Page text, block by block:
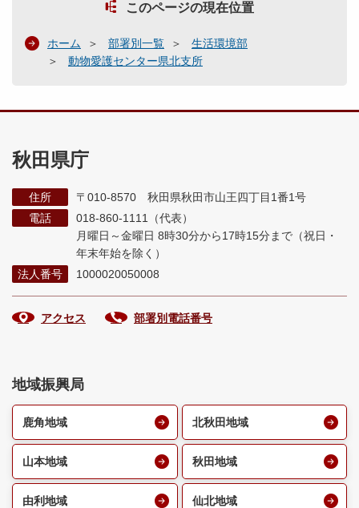
このページの現在位置
ホーム 部署別一覧
生活環境部
動物愛護センター県北支所
秋田県庁
住所
〒010-8570 秋田県秋田市山王四丁目1番1号
電話
018-860-1111（代表）
月曜日～金曜日 8時30分から17時15分まで （祝日・
年末年始を除く）
法人番号
1000020050008
アクセス 部署別電話番号
地域振興局
鹿角地域 北秋田地域
山本地域 秋田地域
由利地域 仙北地域